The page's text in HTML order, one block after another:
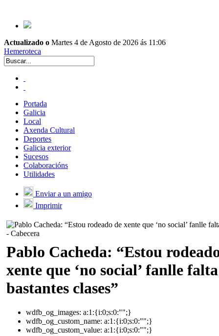
Actualizado o Martes 4 de Agosto de 2026 ás 11:06
Hemeroteca
Portada
Galicia
Local
Axenda Cultural
Deportes
Galicia exterior
Sucesos
Colaboracións
Utilidades
Enviar a un amigo
Imprimir
Pablo Cacheda: “Estou
xente que ‘no social’ fanlle falta
bastantes clases”
wdfb_og_images: a:1:{i:0;s:0:"";}
wdfb_og_custom_name: a:1:{i:0;s:0:"";}
wdfb_og_custom_value: a:1:{i:0;s:0:"";}